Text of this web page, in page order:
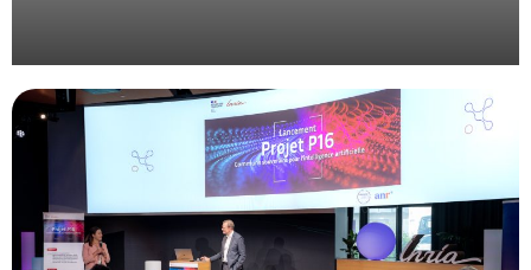
Gestion de plénière avec montage vidéo et travail
d’identité visuelle